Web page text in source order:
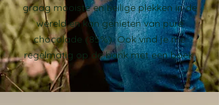
graag mooiste en heilige plekken in de
wereld en kan genieten van pure
chocolade (85%). Ook vind je me
regelmatig op de bank met een boek.